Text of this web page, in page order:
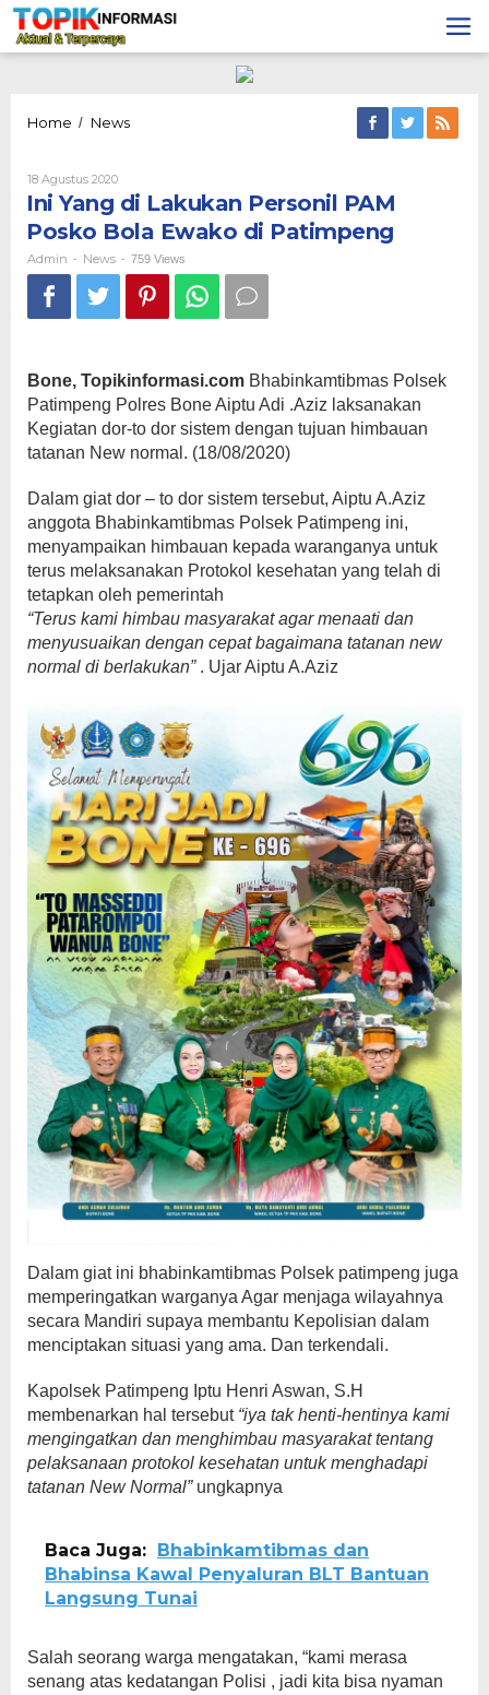
Lewati
konten
Home / NewsIni
Personil
PAM
Posko
Bola
Ewako
di
Patimpeng
18 Agustus 2020Oleh
Admin
Ini Yang di Lakukan Personil PAM
Posko Bola Ewako di Patimpeng
Admin - News - 759 Views
Bone, Topikinformasi.com Bhabinkamtibmas Polsek
Patimpeng Polres Bone Aiptu Adi .Aziz laksanakan
Kegiatan dor-to dor sistem dengan tujuan himbauan
tatanan New normal. (18/08/2020)
Dalam giat dor – to dor sistem tersebut, Aiptu A.Aziz
anggota Bhabinkamtibmas Polsek Patimpeng ini,
menyampaikan himbauan kepada waranganya untuk
terus melaksanakan Protokol kesehatan yang telah di
tetapkan oleh pemerintah
“Terus kami himbau masyarakat agar menaati dan
menyusuaikan dengan cepat bagaimana tatanan new
normal di berlakukan”. Ujar Aiptu A.Aziz
Dalam giat ini bhabinkamtibmas Polsek patimpeng juga
memperingatkan warganya Agar menjaga wilayahnya
secara Mandiri supaya membantu Kepolisian dalam
menciptakan situasi yang ama. Dan terkendali.
Kapolsek Patimpeng Iptu Henri Aswan, S.H
membenarkan hal tersebut “iya tak henti-hentinya kami
mengingatkan dan menghimbau masyarakat tentang
pelaksanaan protokol kesehatan untuk menghadapi
tatanan New Normal”ungkapnya
Baca Juga:
Bhabinkamtibmas dan
Bhabinsa Kawal Penyaluran BLT Bantuan
Langsung Tunai
Salah seorang warga mengatakan, “kami merasa
senang atas kedatangan Polisi , jadi kita bisa nyaman